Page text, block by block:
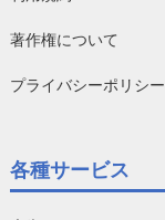
著作権について
プライバシーポリシー
各種サービス